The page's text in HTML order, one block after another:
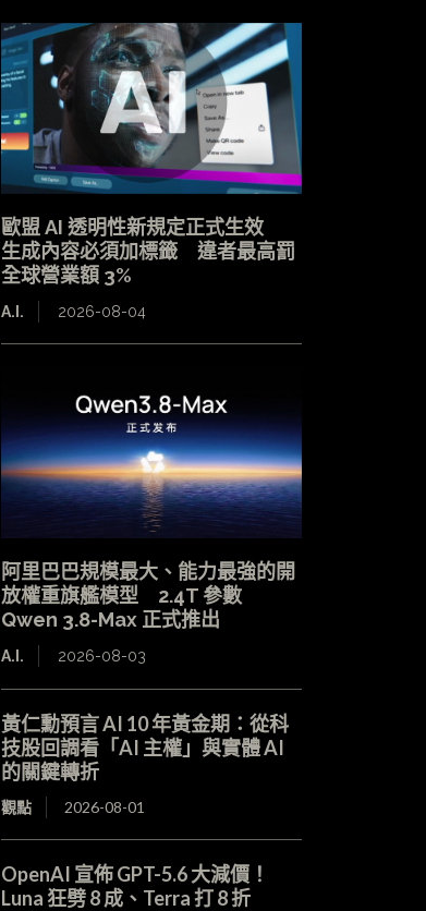
歐盟 AI 透明性新規定正式生效
生成內容必須加標籤 違者最高罰
全球營業額 3%
A.I. 2026-08-04
阿里巴巴規模最大、能力最強的開
放權重旗艦模型 2.4T 參數
Qwen 3.8-Max 正式推出
A.I. 2026-08-03
黃仁勳預言 AI 10 年黃金期：從科
技股回調看「AI 主權」與實體 AI
的關鍵轉折
觀點 2026-08-01
OpenAI 宣佈 GPT-5.6 大減價！
Luna 狂劈 8 成、Terra 打 8 折